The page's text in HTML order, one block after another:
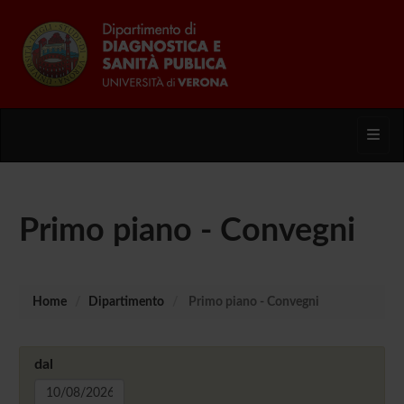
Primo piano - Convegni
Home Dipartimento Primo piano - Convegni
dal